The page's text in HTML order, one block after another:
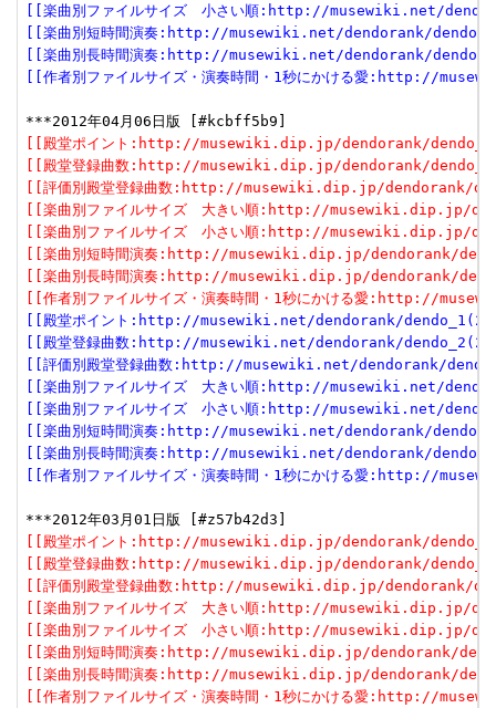
[[楽曲別ファイルサイズ　小さい順:http://musewiki.net/
[[楽曲別短時間演奏:http://musewiki.net/dendorank/
[[楽曲別長時間演奏:http://musewiki.net/dendorank/
[[作者別ファイルサイズ・演奏時間・1秒にかける愛:http://
[[殿堂ポイント:http://musewiki.dip.jp/dendorank/
[[殿堂登録曲数:http://musewiki.dip.jp/dendorank/
[[評価別殿堂登録曲数:http://musewiki.dip.jp/dendorank/
[[楽曲別ファイルサイズ　大きい順:http://musewiki.dip.jp/
[[楽曲別ファイルサイズ　小さい順:http://musewiki.dip.jp/
[[楽曲別短時間演奏:http://musewiki.dip.jp/dendorank/
[[楽曲別長時間演奏:http://musewiki.dip.jp/dendorank/
[[作者別ファイルサイズ・演奏時間・1秒にかける愛:http://
[[殿堂ポイント:http://musewiki.net/dendorank/
[[殿堂登録曲数:http://musewiki.net/dendorank/
[[評価別殿堂登録曲数:http://musewiki.net/dendorank/
[[楽曲別ファイルサイズ　大きい順:http://musewiki.net/
[[楽曲別ファイルサイズ　小さい順:http://musewiki.net/
[[楽曲別短時間演奏:http://musewiki.net/dendorank/
[[楽曲別長時間演奏:http://musewiki.net/dendorank/
[[作者別ファイルサイズ・演奏時間・1秒にかける愛:http://
[[殿堂ポイント:http://musewiki.dip.jp/dendorank/
[[殿堂登録曲数:http://musewiki.dip.jp/dendorank/
[[評価別殿堂登録曲数:http://musewiki.dip.jp/dendorank/
[[楽曲別ファイルサイズ　大きい順:http://musewiki.dip.jp/
[[楽曲別ファイルサイズ　小さい順:http://musewiki.dip.jp/
[[楽曲別短時間演奏:http://musewiki.dip.jp/dendorank/
[[楽曲別長時間演奏:http://musewiki.dip.jp/dendorank/
[[作者別ファイルサイズ・演奏時間・1秒にかける愛:http://